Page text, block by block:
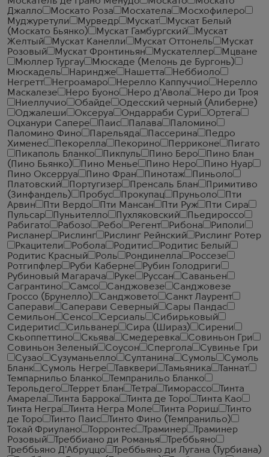
Джалло
Москато Роза Мосхатела
Мосхофилеро
Муджуретули
Мурведр Мускат
Мускат Белый
(Москато Бьянко)
Мускат Гамбургский
Мускат
Желтый
Мускат Канелли Мускат Оттонель
Мускат
Розовый
Мускат Фронтиньян Мускателлер
Мцване
Мюллер Тургау
Мюскаде (Мелонь де Бургонь)
Мюскадель
Нариндже Нашетта
Неббиоло
Негретт
Негроамаро Нерелло Каппуччио
Нерелло
Маскалезе
Неро Буоно Неро д'Авола
Неро ди Троя
Ниеллучио
Обайде
Одесский черный (Алиберне)
Оджалеши
Оксеруа Ондарраби Сури
Ортега
Оцханури Сапере
Паис Палава
Паломино
Паломино Фино
Парельяда Пассерина
Педро
Хименес
Пекорелла Пекорино Перриконе
Пигато
Пикаполь Бланко
Пикпуль Пино Беро
Пино Блан
(Пино Бьянко)
Пино Менье Пино Неро
Пино Нуар
Пино Оксерруа
Пино Фран Пинотаж
Пиньоло
Платовский
Португизер Пренсаль Блан
Примитиво
(Зинфандель)
Пробус Прокупац Пруньоло
Пти
Арвин
Пти Вердо Пти Мансан Пти Руж
Пти Сира
Пульсар
Пуньителло Пухляковский
Пьедироссо
Рабигато
Рабозо Ребо Регент Рибона
Риполи
Рисланер
Рислинг Рислинг Рейнский
Рислинг Ротер
Ркацители
Робола Родитис
Родитис Белый
Родитис Красный
Роль Рондинелла
Россезе
Ротгипфлер
Руби Каберне
Рубин Голодриги
Рубиновый Магарача
Руке Руссан
Саваньен
Сагрантино
Самсо Санджовезе
Санджовезе
Гроссо (Брунелло)
Санджовето
Санкт Лаурент
Саперави
Саперави Северный
Сары Пандас
Семильон
Сенсо Серсиаль
Сибирьковый
Сидеритис
Сильванер Сира (Шираз)
Сирени
Скьоппеттино
Скьява Смедеревка
Совиньон Гри
Совиньон Зеленый
Соусон Спергола
Сувинье Гри
Сузао
Сузуманьелло Султанина Сумоль
Сумоль
Бланк
Сумоль Негре Тавквери Тамьяника
Таннат
Темпарнильо Бланко
Темпранильо Бланко
Терольдего
Террет Блан Тетра Тиморассо
Тинта
Амарела
Тинта Баррока Тинта де Торо
Тинта Као
Тинта Негра
Тинта Негра Моле Тинта Рориш
Тинто
де Торо
Тинто Паис
Тинто Фино (Темпранильо)
Токай Фриулано
Торронтес Траминер
Траминер
Розовый
Треббиано ди Романья
Треббьяно
Треббьяно Д'Абруццо
Треббьяно ди Лугана (Турбиана)